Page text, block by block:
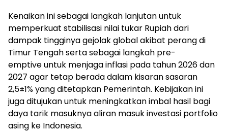
Kenaikan ini sebagai langkah lanjutan untuk
memperkuat stabilisasi nilai tukar Rupiah dari
dampak tingginya gejolak global akibat perang di
Timur Tengah serta sebagai langkah pre-
emptive untuk menjaga inflasi pada tahun 2026 dan
2027 agar tetap berada dalam kisaran sasaran
2,5±1% yang ditetapkan Pemerintah. Kebijakan ini
juga ditujukan untuk meningkatkan imbal hasil bagi
daya tarik masuknya aliran masuk investasi portfolio
asing ke Indonesia.